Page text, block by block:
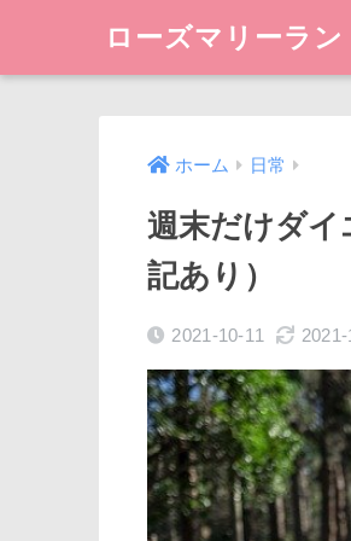
ローズマリーラン
ホーム 日常
週末だけダイ
記あり）
2021-10-11